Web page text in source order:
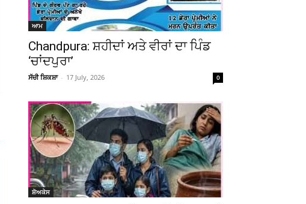
ਆਮ
Chandpura: ਸ਼ਹੀਦਾਂ ਅਤੇ ਵੀਰਾਂ ਦਾ ਪਿੰਡ
‘ਚਾਂਦਪੁਰਾ’
ਸੱਚੀ ਸ਼ਿਕਸ਼ਾ - 17 July, 2026 0
ਸ਼ੋਅਕੇਸ